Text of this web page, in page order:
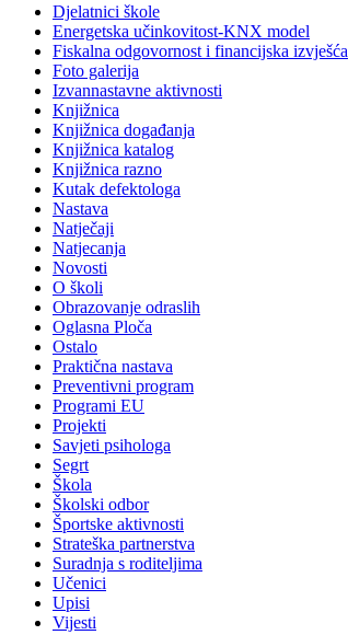
Djelatnici škole
Energetska učinkovitost-KNX model
Fiskalna odgovornost i financijska izvješća
Foto galerija
Izvannastavne aktivnosti
Knjižnica
Knjižnica događanja
Knjižnica katalog
Knjižnica razno
Kutak defektologa
Nastava
Natječaji
Natjecanja
Novosti
O školi
Obrazovanje odraslih
Oglasna Ploča
Ostalo
Praktična nastava
Preventivni program
Programi EU
Projekti
Savjeti psihologa
Segrt
Škola
Školski odbor
Športske aktivnosti
Strateška partnerstva
Suradnja s roditeljima
Učenici
Upisi
Vijesti